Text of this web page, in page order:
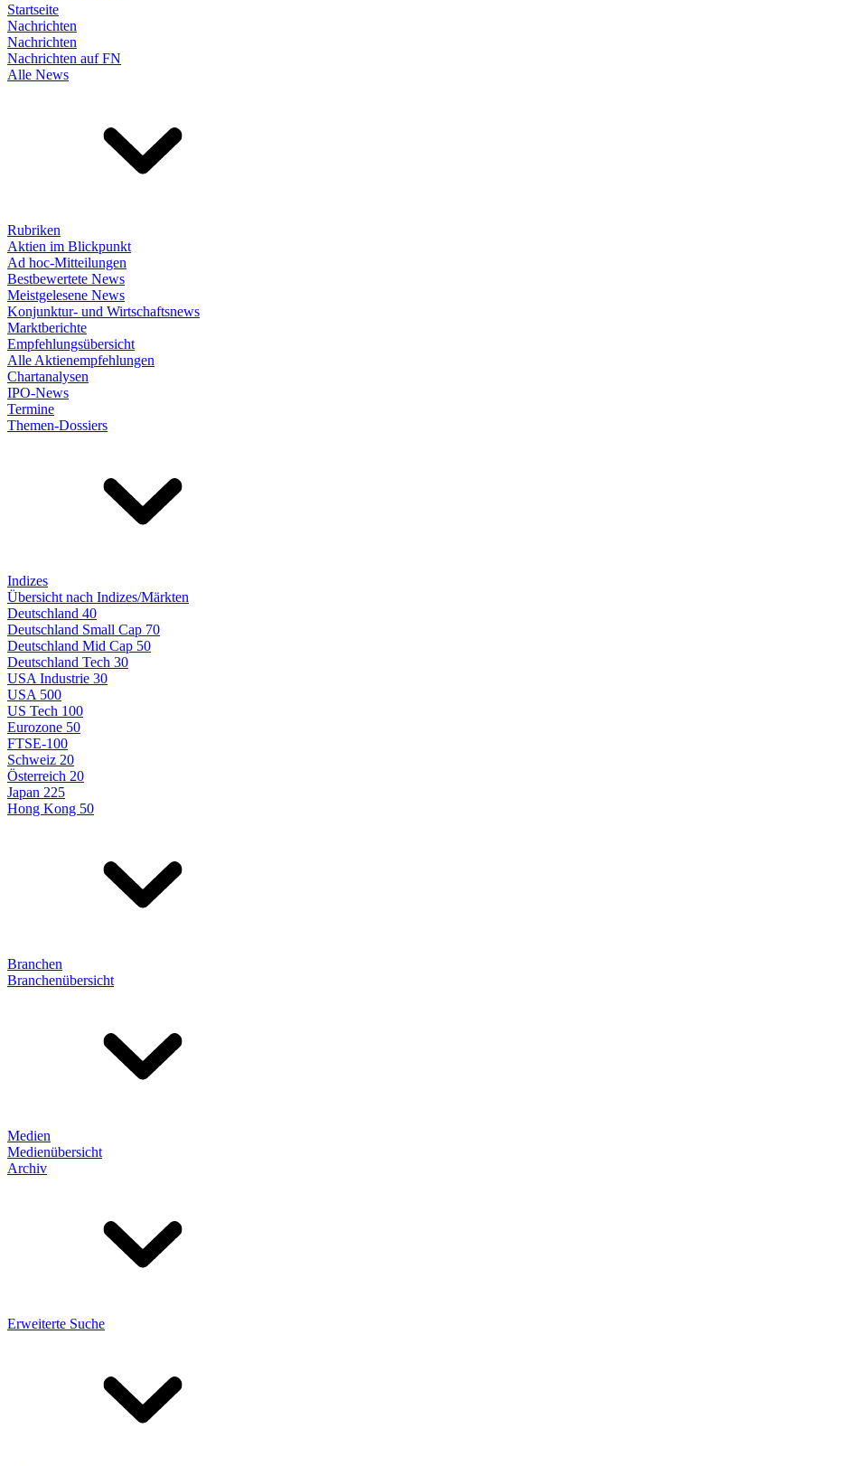
Startseite
Nachrichten
Nachrichten
Nachrichten auf FN
Alle News
Rubriken
Aktien im Blickpunkt
Ad hoc-Mitteilungen
Bestbewertete News
Meistgelesene News
Konjunktur- und Wirtschaftsnews
Marktberichte
Empfehlungsübersicht
Alle Aktienempfehlungen
Chartanalysen
IPO-News
Termine
Themen-Dossiers
Indizes
Übersicht nach Indizes/Märkten
Deutschland 40
Deutschland Small Cap 70
Deutschland Mid Cap 50
Deutschland Tech 30
USA Industrie 30
USA 500
US Tech 100
Eurozone 50
FTSE-100
Schweiz 20
Österreich 20
Japan 225
Hong Kong 50
Branchen
Branchenübersicht
Medien
Medienübersicht
Archiv
Erweiterte Suche